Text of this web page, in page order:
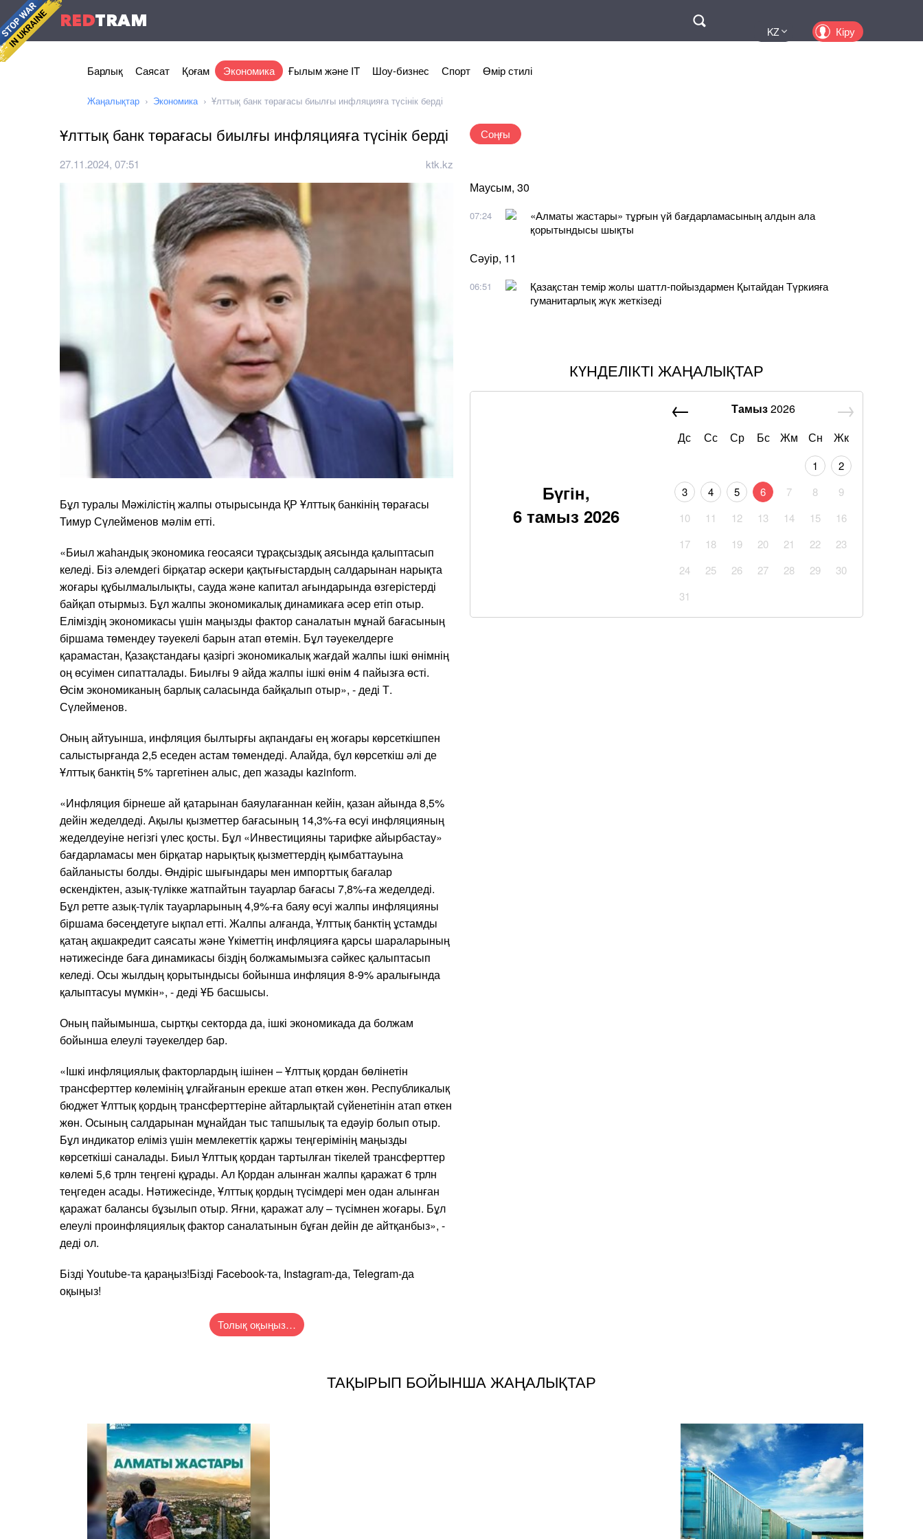
REDTRAM
KZ Кіру
Барлық Саясат Қоғам Экономика Ғылым және IT Шоу-бизнес Спорт Өмір стилі
Жаңалықтар Экономика Ұлттық банк төрағасы биылғы инфляцияға түсінік берді
Ұлттық банк төрағасы биылғы инфляцияға түсінік берді
27.11.2024, 07:51 ktk.kz
Бұл туралы Мәжілістің жалпы отырысында ҚР Ұлттық банкінің төрағасы
Тимур Сүлейменов мәлім етті.
«Биыл жаһандық экономика геосаяси тұрақсыздық аясында қалыптасып
келеді. Біз әлемдегі бірқатар әскери қақтығыстардың салдарынан нарықта
жоғары құбылмалылықты, сауда және капитал ағындарында өзгерістерді
байқап отырмыз. Бұл жалпы экономикалық динамикаға әсер етіп отыр.
Еліміздің экономикасы үшін маңызды фактор саналатын мұнай бағасының
біршама төмендеу тәуекелі барын атап өтемін. Бұл тәуекелдерге
қарамастан, Қазақстандағы қазіргі экономикалық жағдай жалпы ішкі өнімнің
оң өсуімен сипатталады. Биылғы 9 айда жалпы ішкі өнім 4 пайызға өсті.
Өсім экономиканың барлық саласында байқалып отыр», - деді Т.
Сүлейменов.
Оның айтуынша, инфляция былтырғы ақпандағы ең жоғары көрсеткішпен
салыстырғанда 2,5 еседен астам төмендеді. Алайда, бұл көрсеткіш әлі де
Ұлттық банктің 5% таргетінен алыс, деп жазады kazinform.
«Инфляция бірнеше ай қатарынан баяулағаннан кейін, қазан айында 8,5%
дейін жеделдеді. Ақылы қызметтер бағасының 14,3%-ға өсуі инфляцияның
жеделдеуіне негізгі үлес қосты. Бұл «Инвестицияны тарифке айырбастау»
бағдарламасы мен бірқатар нарықтық қызметтердің қымбаттауына
байланысты болды. Өндіріс шығындары мен импорттық бағалар
өскендіктен, азық-түлікке жатпайтын тауарлар бағасы 7,8%-ға жеделдеді.
Бұл ретте азық-түлік тауарларының 4,9%-ға баяу өсуі жалпы инфляцияны
біршама бәсеңдетуге ықпал етті. Жалпы алғанда, Ұлттық банктің ұстамды
қатаң ақшакредит саясаты және Үкіметтің инфляцияға қарсы шараларының
нәтижесінде баға динамикасы біздің болжамымызға сәйкес қалыптасып
келеді. Осы жылдың қорытындысы бойынша инфляция 8-9% аралығында
қалыптасуы мүмкін», - деді ҰБ басшысы.
Оның пайымынша, сыртқы секторда да, ішкі экономикада да болжам
бойынша елеулі тәуекелдер бар.
«Ішкі инфляциялық факторлардың ішінен – Ұлттық қордан бөлінетін
трансферттер көлемінің ұлғайғанын ерекше атап өткен жөн. Республикалық
бюджет Ұлттық қордың трансферттеріне айтарлықтай сүйенетінін атап өткен
жөн. Осының салдарынан мұнайдан тыс тапшылық та едәуір болып отыр.
Бұл индикатор еліміз үшін мемлекеттік қаржы теңгерімінің маңызды
көрсеткіші саналады. Биыл Ұлттық қордан тартылған тікелей трансферттер
көлемі 5,6 трлн теңгені құрады. Ал Қордан алынған жалпы қаражат 6 трлн
теңгеден асады. Нәтижесінде, Ұлттық қордың түсімдері мен одан алынған
қаражат балансы бұзылып отыр. Яғни, қаражат алу – түсімнен жоғары. Бұл
елеулі проинфляциялық фактор саналатынын бұған дейін де айтқанбыз», -
деді ол.
Бізді Youtubе-та қараңыз!Бізді Facebook-та, Instagram-да, Telegram-да
оқыңыз!
Толық оқыңыз…
Соңғы
Маусым, 30
07:24
«Алматы жастары» тұрғын үй бағдарламасының алдын ала
қорытындысы шықты
Сәуір, 11
06:51
Қазақстан темір жолы шаттл-пойыздармен Қытайдан Түркияға
гуманитарлық жүк жеткізеді
КҮНДЕЛІКТІ ЖАҢАЛЫҚТАР
Бүгін,
6 тамыз 2026
Тамыз2026
Дс
Сс Ср Бс Жм Сн Жк
1
2
3
4 5 6 7 8
9
10
11 12 13 14 15
16
17
18 19 20 21 22
23
24
25 26 27 28 29
30
31
ТАҚЫРЫП БОЙЫНША ЖАҢАЛЫҚТАР